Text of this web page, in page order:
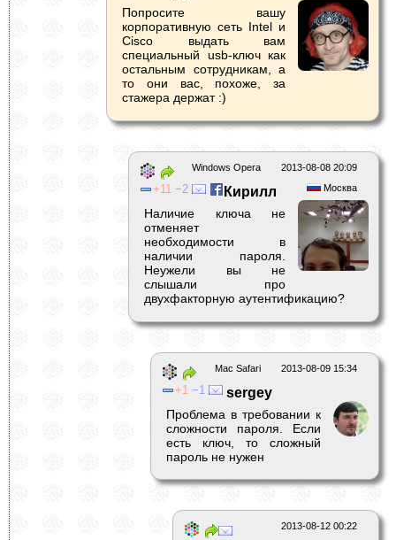
Попросите вашу
корпоративную сеть Intel и
Cisco выдать вам
специальный usb-ключ как
остальным сотрудникам, а
то они вас, похоже, за
стажера держат :)
2013-08-08 20:09
Windows Opera
Москва
11 2 Кирилл
Наличие ключа не
отменяет
необходимости в
наличии пароля.
Неужели вы не
слышали про
двухфакторную аутентификацию?
2013-08-09 15:34
Mac Safari
1 1 sergey
Проблема в требовании к
сложности пароля. Если
есть ключ, то сложный
пароль не нужен
2013-08-12 00:22